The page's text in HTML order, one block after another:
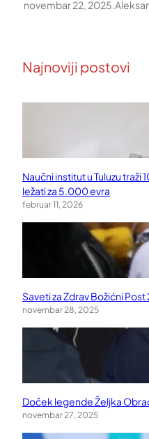
novembar 22, 2025.
Najnoviji postovi
Naučni institut u Tuluzu traži
ležati za 5.000 evra
februar 11, 2026
Saveti za Zdrav Božićni Post
novembar 28, 2025
Doček legende Željka
novembar 27, 2025